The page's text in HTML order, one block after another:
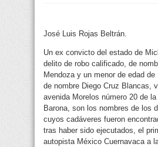
José Luis Rojas Beltrán.
Un ex convicto del estado de
delito de robo calificado, de
Mendoza y un menor de edad de
de nombre Diego Cruz Blancas,
avenida Morelos número 20 de
Barona, son los nombres de los
cuyos cadáveres fueron
tras haber sido ejecutados, el
autopista México Cuernavaca a